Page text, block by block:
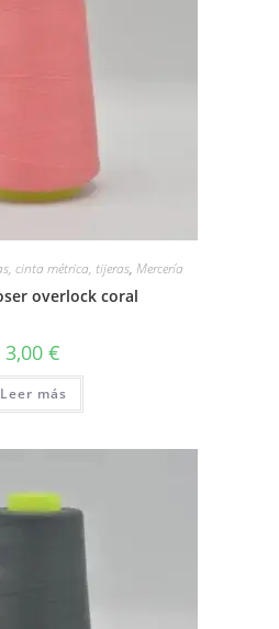
cinta métrica, tijeras, Mercería
overlock coral
3,00 €
Leer más